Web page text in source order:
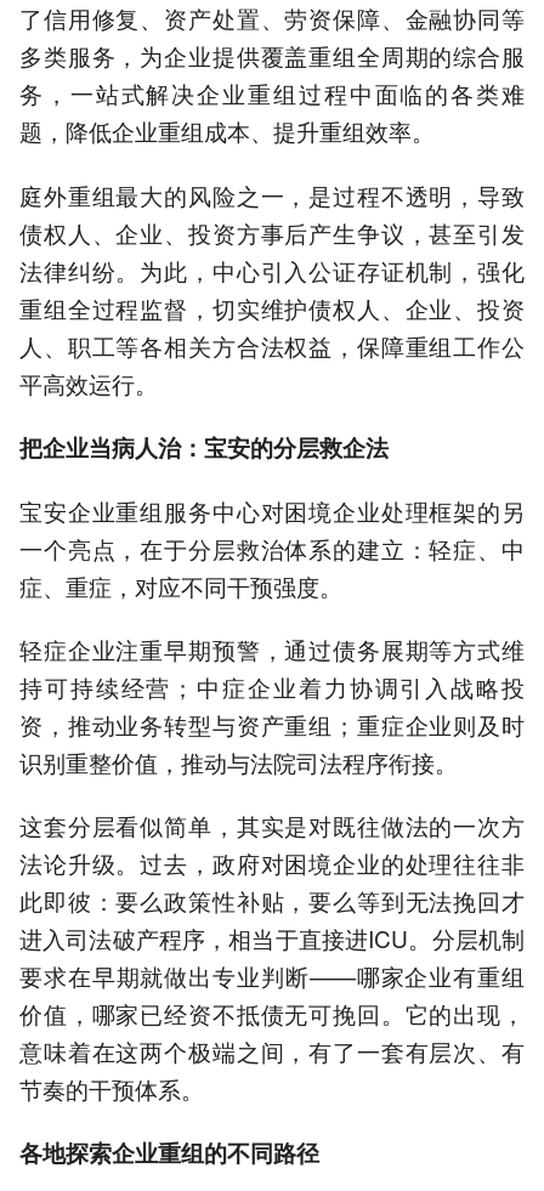
了信用修复、资产处置、劳资保障、金融协同等
多类服务，为企业提供覆盖重组全周期的综合服
务，一站式解决企业重组过程中面临的各类难
题，降低企业重组成本、提升重组效率。
庭外重组最大的风险之一，是过程不透明，导致
债权人、企业、投资方事后产生争议，甚至引发
法律纠纷。为此，中心引入公证存证机制，强化
重组全过程监督，切实维护债权人、企业、投资
人、职工等各相关方合法权益，保障重组工作公
平高效运行。
把企业当病人治：宝安的分层救企法
宝安企业重组服务中心对困境企业处理框架的另
一个亮点，在于分层救治体系的建立：轻症、中
症、重症，对应不同干预强度。
轻症企业注重早期预警，通过债务展期等方式维
持可持续经营；中症企业着力协调引入战略投
资，推动业务转型与资产重组；重症企业则及时
识别重整价值，推动与法院司法程序衔接。
这套分层看似简单，其实是对既往做法的一次方
法论升级。过去，政府对困境企业的处理往往非
此即彼：要么政策性补贴，要么等到无法挽回才
进入司法破产程序，相当于直接进ICU。分层机制
要求在早期就做出专业判断——哪家企业有重组
价值，哪家已经资不抵债无可挽回。它的出现，
意味着在这两个极端之间，有了一套有层次、有
节奏的干预体系。
各地探索企业重组的不同路径